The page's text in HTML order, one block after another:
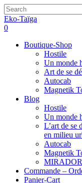
Eko-Taïga
0
Boutique-Shop
Hostile
Un monde
Art de se
Autocab
Magnetik
Blog
Hostile
Un monde
L’art de se
en milieu
Autocab
Magnetik
Commande –
Panier-Cart